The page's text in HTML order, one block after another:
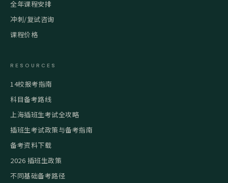
全年课程安排
冲刺/复试咨询
课程价格
RESOURCES
14校报考指南
科目备考路线
上海插班生考试全攻略
插班生考试政策与备考指南
备考资料下载
2026 插班生政策
不同基础备考路径